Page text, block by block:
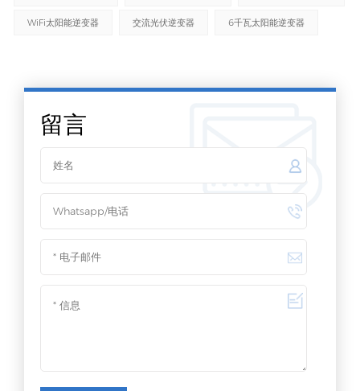
WiFi太阳能逆变器 交流光伏逆变器 6千瓦太阳能逆变器
留言